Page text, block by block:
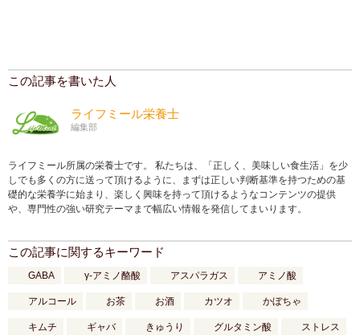
この記事を書いた人
ライフミール栄養士
編集部
ライフミール所属の栄養士です。 私たちは、「正しく、美味しい食生活」を少
しでも多くの方に送って頂けるように、まずは正しい判断基準を持つための基
礎的な栄養学に始まり、楽しく興味を持って頂けるようなコンテンツの提供
や、専門性の強い研究テーマまで幅広い情報を発信してまいります。
この記事に関するキーワード
GABA γ-アミノ酪酸 アスパラガス アミノ酸
アルコール お茶 お酒 カツオ かぼちゃ
キムチ ギャバ きゅうり グルタミン酸 ストレス